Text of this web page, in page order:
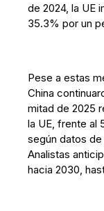
de 2024, la UE
35.3% por un
Pese a estas
China
mitad de 2025
la UE, frente al
según datos de
Analistas
hacia 2030,